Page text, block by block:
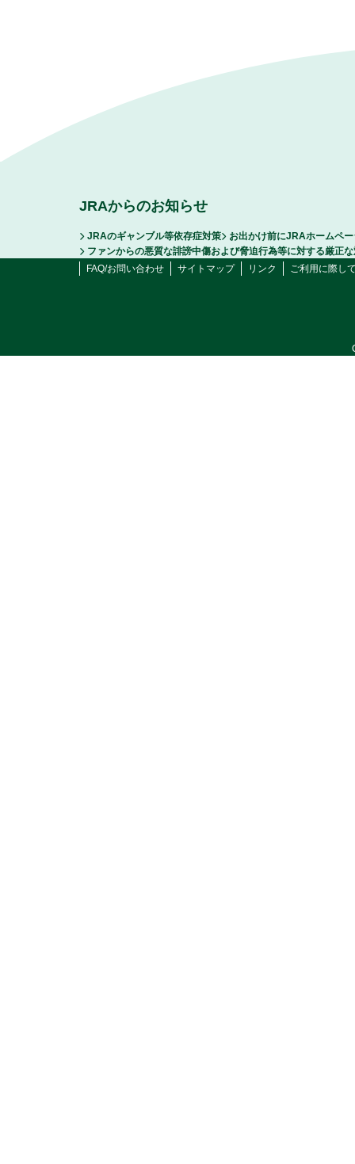
JRAからのお知らせ
JRAのギャンブル等依存症対策
お出かけ前にJRAホームペ
ファンからの悪質な誹謗中傷および脅迫行為等に対する厳正
FAQ/お問い合わせ
サイトマップ リンク ご利用に際し